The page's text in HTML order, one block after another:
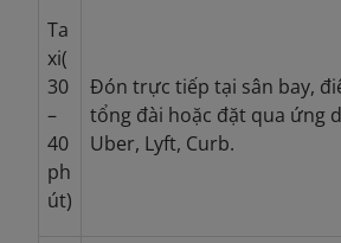
Ta
xi(
30
–
40
ph
út)
Đón trực tiếp tại sân bay,
tổng đài hoặc đặt qua ứng
Uber, Lyft, Curb.